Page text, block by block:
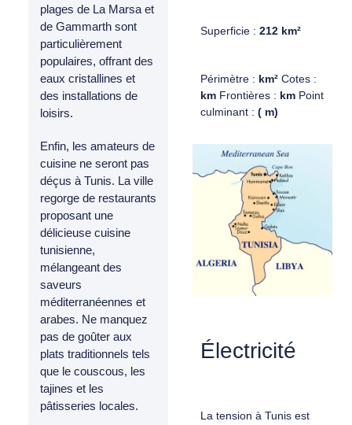
plages de La Marsa et
de Gammarth sont
particulièrement
populaires, offrant des
eaux cristallines et
des installations de
loisirs.
Enfin, les amateurs de
cuisine ne seront pas
déçus à Tunis. La ville
regorge de restaurants
proposant une
délicieuse cuisine
tunisienne,
mélangeant des
saveurs
méditerranéennes et
arabes. Ne manquez
pas de goûter aux
plats traditionnels tels
que le couscous, les
tajines et les
pâtisseries locales.
Superficie : 212 km²
Périmètre : km² Cotes :
km Frontières : km Point
culminant : ( m)
Électricité
La tension à Tunis est